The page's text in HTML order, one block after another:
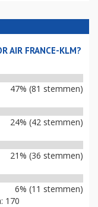
AIR FRANCE-KLM?
47% (81 stemmen)
24% (42 stemmen)
21% (36 stemmen)
6% (11 stemmen)
170